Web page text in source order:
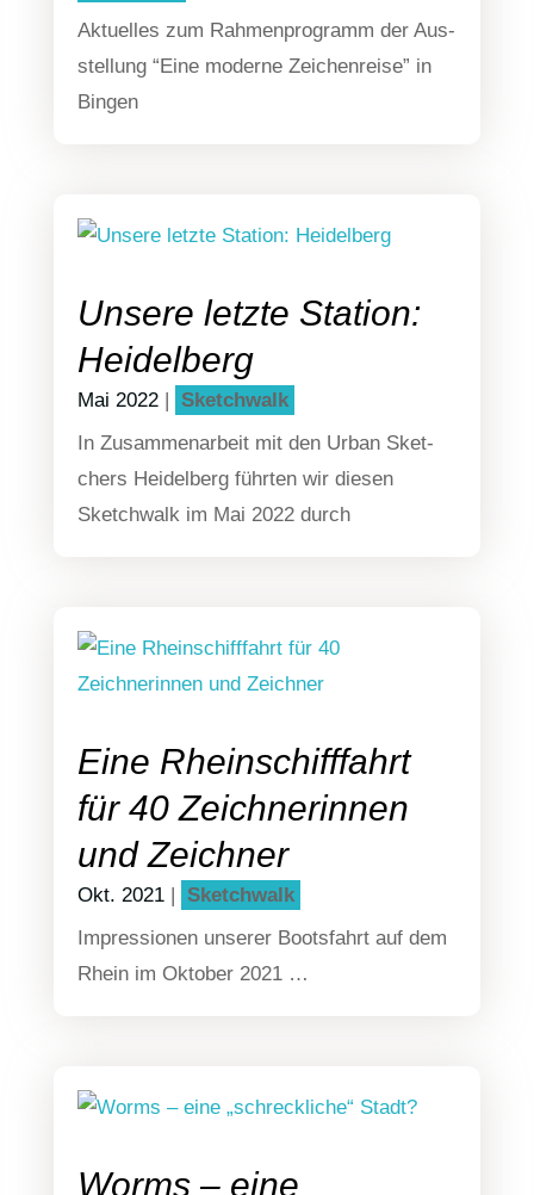
Aktu­el­les zum Rah­men­pro­gramm der Aus­
stel­lung “Eine moder­ne Zei­chen­rei­se” in
Bingen
Unsere letzte Station:
Heidelberg
Mai 2022| Sketch­walk
In Zusam­men­ar­beit mit den Urban Sket­
chers Hei­del­berg führ­ten wir die­sen
Sketch­walk im Mai 2022 durch
Eine Rheinschifffahrt
für 40 Zeichnerinnen
und Zeichner
Okt. 2021| Sketch­walk
Impres­sio­nen unse­rer Boots­fahrt auf dem
Rhein im Okto­ber 2021 …
Worms – eine